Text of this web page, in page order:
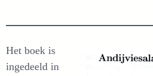
Het boek is
ingedeeld in